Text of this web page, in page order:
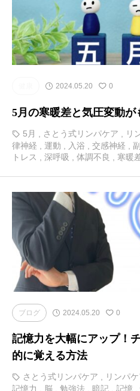
2024.05.20 0
5月の寒暖差と気圧変動
5月 さとう式リンパケア リ
律神経
運動 入浴 交感神経
トレス
深呼吸 体調不良 寒暖
ブログ 2024.05.20 0
記憶力を大幅にアップ！
的に覚える方法
さとう式リンパケア リンパ
記憶力
脳 勉強法 暗記 記憶